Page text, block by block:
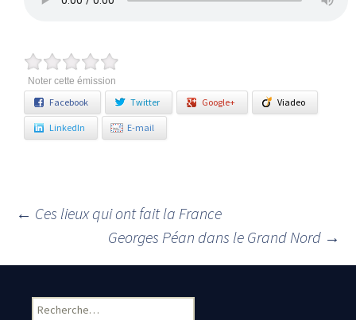
Noter cette émission
Facebook Twitter Google+ Viadeo
LinkedIn E-mail
Navigation des articles
← Ces lieux qui ont fait la France
Georges Péan dans le Grand Nord →
Rechercher :